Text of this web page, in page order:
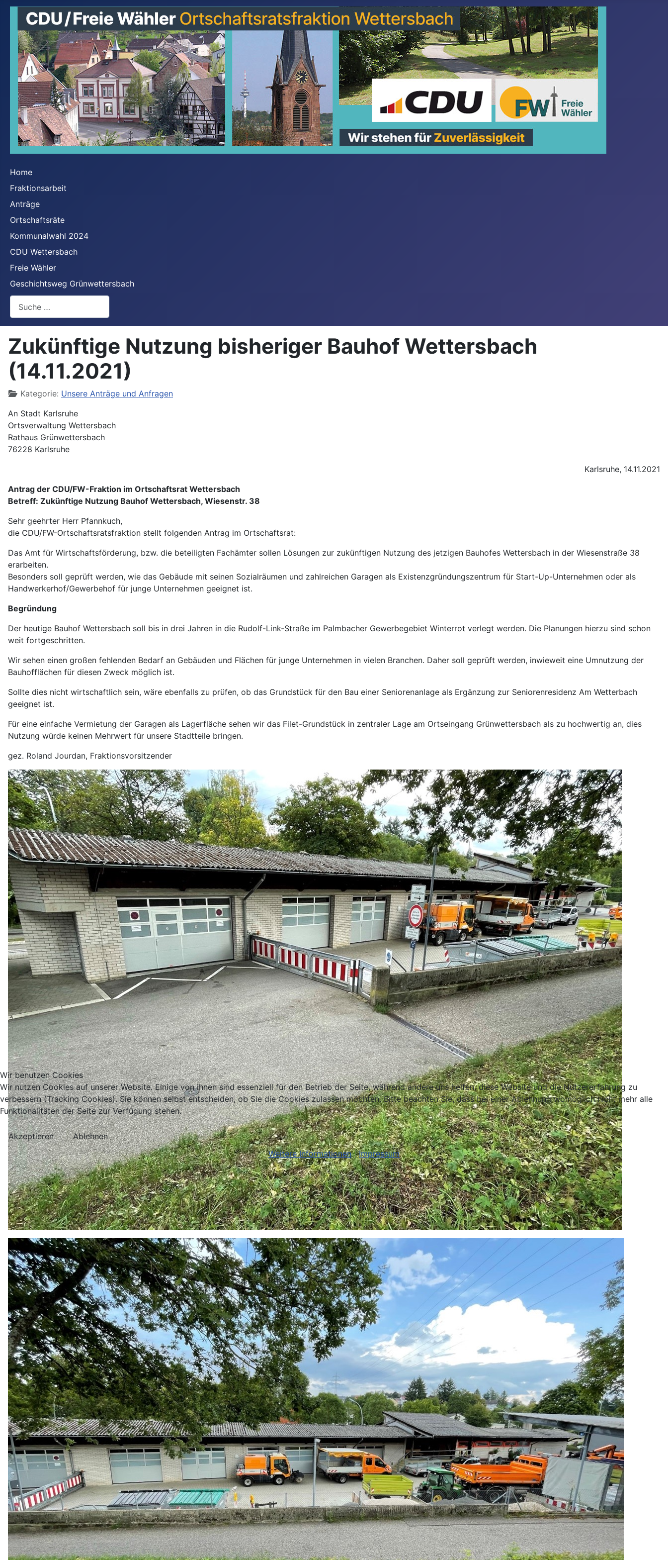
Home
Fraktionsarbeit
Anträge
Ortschaftsräte
Kommunalwahl 2024
CDU Wettersbach
Freie Wähler
Geschichtsweg Grünwettersbach
Zukünftige Nutzung bisheriger Bauhof Wettersbach
(14.11.2021)
DetailsKategorie: Unsere Anträge und Anfragen
An Stadt Karlsruhe
Ortsverwaltung Wettersbach
Rathaus Grünwettersbach
76228 Karlsruhe
Karlsruhe, 14.11.2021
Antrag der CDU/FW-Fraktion im Ortschaftsrat Wettersbach
Betreff: Zukünftige Nutzung Bauhof Wettersbach, Wiesenstr. 38
Sehr geehrter Herr Pfannkuch,
die CDU/FW-Ortschaftsratsfraktion stellt folgenden Antrag im Ortschaftsrat:
Das Amt für Wirtschaftsförderung, bzw. die beteiligten Fachämter sollen Lösungen zur zukünftigen Nutzung des jetzigen Bauhofes Wettersbach in der Wiesenstraße 38
erarbeiten.
Besonders soll geprüft werden, wie das Gebäude mit seinen Sozialräumen und zahlreichen Garagen als Existenzgründungszentrum für Start-Up-Unternehmen oder als
Handwerkerhof/Gewerbehof für junge Unternehmen geeignet ist.
Begründung
Der heutige Bauhof Wettersbach soll bis in drei Jahren in die Rudolf-Link-Straße im Palmbacher Gewerbegebiet Winterrot verlegt werden. Die Planungen hierzu sind schon
weit fortgeschritten.
Wir sehen einen großen fehlenden Bedarf an Gebäuden und Flächen für junge Unternehmen in vielen Branchen. Daher soll geprüft werden, inwieweit eine Umnutzung der
Bauhofflächen für diesen Zweck möglich ist.
Sollte dies nicht wirtschaftlich sein, wäre ebenfalls zu prüfen, ob das Grundstück für den Bau einer Seniorenanlage als Ergänzung zur Seniorenresidenz Am Wetterbach
geeignet ist.
Für eine einfache Vermietung der Garagen als Lagerfläche sehen wir das Filet-Grundstück in zentraler Lage am Ortseingang Grünwettersbach als zu hochwertig an, dies
Nutzung würde keinen Mehrwert für unsere Stadtteile bringen.
gez. Roland Jourdan, Fraktionsvorsitzender
Wir benutzen Cookies
Wir nutzen Cookies auf unserer Website. Einige von ihnen sind essenziell für den Betrieb der Seite, während andere uns helfen, diese Website und die Nutzererfahrung zu
verbessern (Tracking Cookies). Sie können selbst entscheiden, ob Sie die Cookies zulassen möchten. Bitte beachten Sie, dass bei einer Ablehnung womöglich nicht mehr alle
Funktionalitäten der Seite zur Verfügung stehen.
Akzeptieren
Ablehnen
Weitere Informationen|Impressum